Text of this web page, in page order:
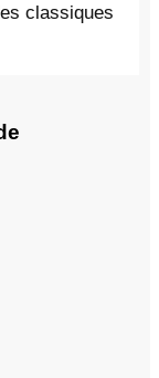
classiques